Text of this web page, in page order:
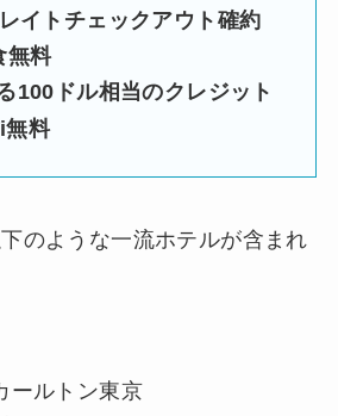
イトチェックアウト確約
無料
100ドル相当のクレジット
無料
のような一流ホテルが含まれ
ールトン東京